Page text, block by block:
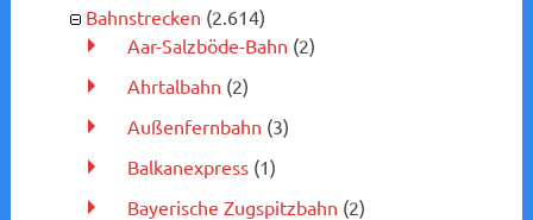
Bahnstrecken (2.614)
Aar-Salzböde-Bahn (2)
Ahrtalbahn (2)
Außenfernbahn (3)
Balkanexpress(1)
Bayerische Zugspitzbahn (2)